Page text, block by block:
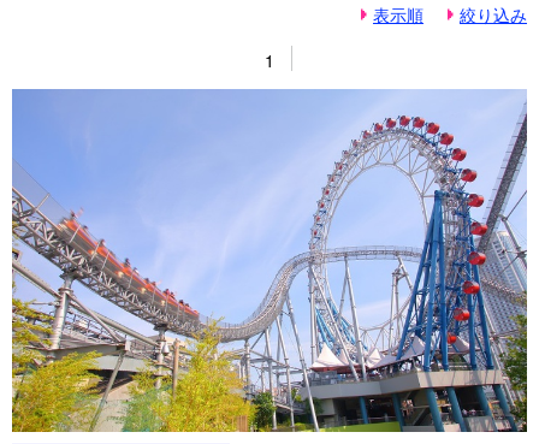
表示順
絞り込み
1